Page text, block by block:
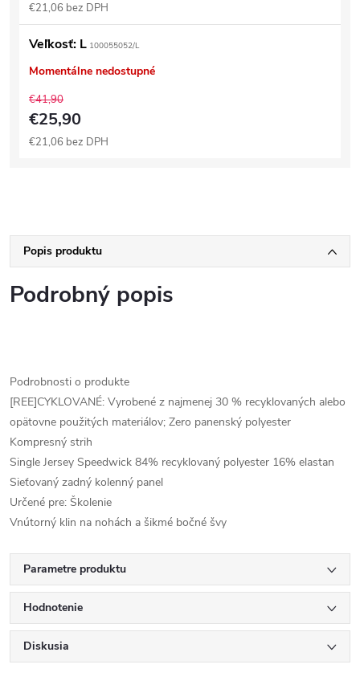
€21,06 bez DPH
Veľkosť: L 100055052/L
Momentálne nedostupné
€41,90
€25,90
€21,06 bez DPH
Popis produktu
Podrobný popis
Podrobnosti o produkte
[REE]CYKLOVANÉ: Vyrobené z najmenej 30 % recyklovaných alebo
opätovne použitých materiálov; Zero panenský polyester
Kompresný strih
Single Jersey Speedwick 84% recyklovaný polyester 16% elastan
Sieťovaný zadný kolenný panel
Určené pre: Školenie
Vnútorný klin na nohách a šikmé bočné švy
Parametre produktu
Hodnotenie
Diskusia